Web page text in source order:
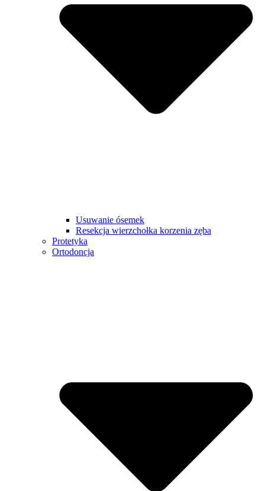
Usuwanie ósemek
Resekcja wierzchołka korzenia zęba
Protetyka
Ortodoncja